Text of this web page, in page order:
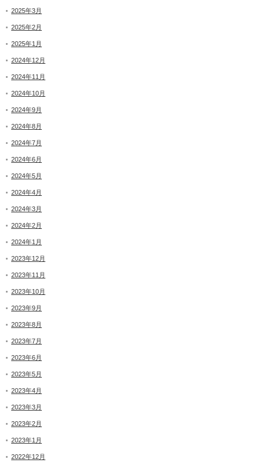
2025年3月
2025年2月
2025年1月
2024年12月
2024年11月
2024年10月
2024年9月
2024年8月
2024年7月
2024年6月
2024年5月
2024年4月
2024年3月
2024年2月
2024年1月
2023年12月
2023年11月
2023年10月
2023年9月
2023年8月
2023年7月
2023年6月
2023年5月
2023年4月
2023年3月
2023年2月
2023年1月
2022年12月